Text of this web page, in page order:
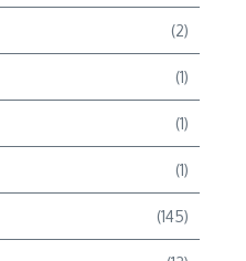
(2)
(1)
(1)
(1)
(145)